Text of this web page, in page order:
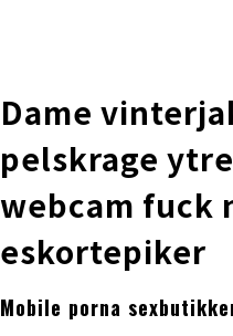
Dame
pelskrage
webcam fuck
eskortepiker
Mobile porna